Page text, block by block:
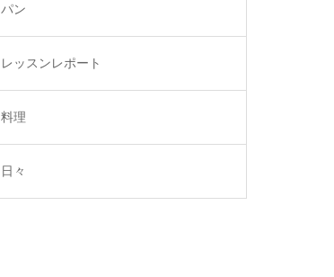
パン
レッスンレポート
料理
日々